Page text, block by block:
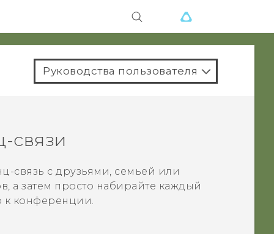
Руководства пользователя
связи
связь с друзьями, семьей или
а затем просто набирайте каждый
к конференции.